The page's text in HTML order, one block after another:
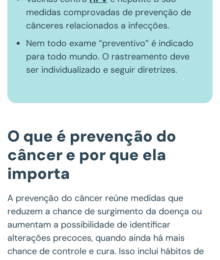
medidas comprovadas de prevenção de
cânceres relacionados a infecções.
Nem todo exame “preventivo” é indicado
para todo mundo. O rastreamento deve
ser individualizado e seguir diretrizes.
O que é prevenção do
câncer e por que ela
importa
A prevenção do câncer reúne medidas que
reduzem a chance de surgimento da doença ou
aumentam a possibilidade de identificar
alterações precoces, quando ainda há mais
chance de controle e cura. Isso inclui hábitos de